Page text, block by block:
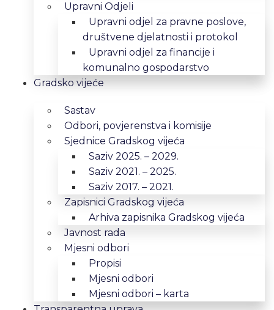
Upravni Odjeli
Upravni odjel za pravne poslove,
društvene djelatnosti i protokol
Upravni odjel za financije i
komunalno gospodarstvo
Gradsko vijeće
Sastav
Odbori, povjerenstva i komisije
Sjednice Gradskog vijeća
Saziv 2025. – 2029.
Saziv 2021. – 2025.
Saziv 2017. – 2021.
Zapisnici Gradskog vijeća
Arhiva zapisnika Gradskog vijeća
Javnost rada
Mjesni odbori
Propisi
Mjesni odbori
Mjesni odbori – karta